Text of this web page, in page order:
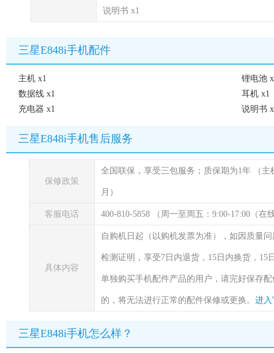
说明书 x1
三星E848i手机配件
主机 x1
锂电池
数据线 x1
耳机 x1
充电器 x1
说明书
三星E848i手机售后服务
保修政策
全国联保，享受三包服务；质保期为1年 （
月）
客服电话 400-810-5858 （周一至周五：9:00-17:00（在
具体内容
自购机日起（以购机发票为准），如因质量
检测证明，享受7日内退货，15日内换货，
单独购买手机配件产品的用户，请完好保存
的，将无法进行正常的配件保修或更换。 进入
三星E848i手机怎么样？